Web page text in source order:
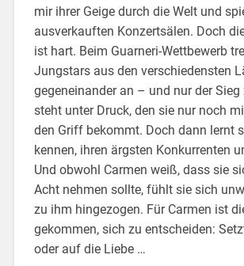
mir ihrer Geige durch die Welt und
ausverkauften Konzertsälen. Doch
ist hart. Beim Guarneri-Wettbewerb
Jungstars aus den verschiedensten
gegeneinander an – und nur der Sieg
steht unter Druck, den sie nur noch
den Griff bekommt. Doch dann lernt
kennen, ihren ärgsten Konkurrenten
Und obwohl Carmen weiß, dass sie
Acht nehmen sollte, fühlt sie sich
zu ihm hingezogen. Für Carmen ist
gekommen, sich zu entscheiden:
oder auf die Liebe …